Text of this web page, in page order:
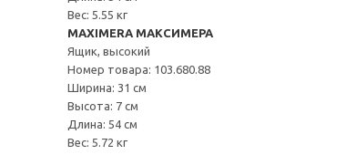
Вес: 5.55 кг
MAXIMERA МАКСИМЕРА
Ящик, высокий
Номер товара: 103.680.88
Ширина: 31 см
Высота: 7 см
Длина: 54 см
Вес: 5.72 кг